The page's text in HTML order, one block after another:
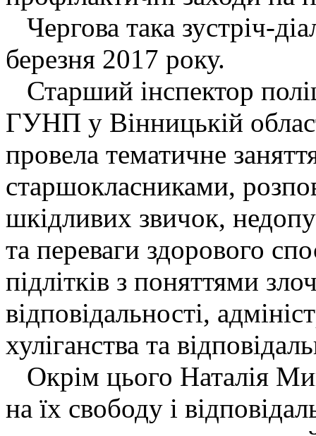
Чергова така зустріч-
березня 2017 року.
Старший інспектор
ГУНП у Вінницькій
провела тематичне
старшокласниками,
шкідливих звичок,
та переваги здорового
підлітків з поняттями
відповідальності,
хуліганства та
Окрім цього Наталія
на їх свободу і